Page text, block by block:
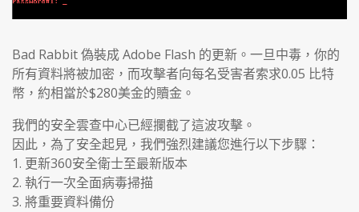
Bad Rabbit 偽裝成 Adobe Flash 的更新。一旦中毒，你的
所有資料將被加密，而攻擊者向每名受害者索求0.05 比特
幣，約相當於$280美金的贖金。
我們的安全雲查中心已經攔截了這波攻擊。
因此，為了安全起見，我們強烈建議您進行以下步驟：
1. 更新360安全衛士至最新版本
2. 執行一次全面病毒掃描
3. 將重要資料備份